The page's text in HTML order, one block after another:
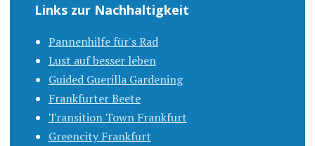
Links zur Nachhaltigkeit
Pannenhilfe für's Rad
Lust auf besser leben
Guided Guerilla Gardening
Frankfurter Beete
Transition Town Frankfurt
Greencity Frankfurt